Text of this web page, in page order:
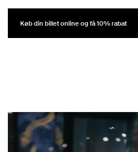
Køb din billet online og få 10% rabat